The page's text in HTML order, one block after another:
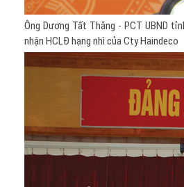
Ông Dương Tất Thắng - PCT UBND
nhận HCLĐ hạng nhì của Cty Haindeco